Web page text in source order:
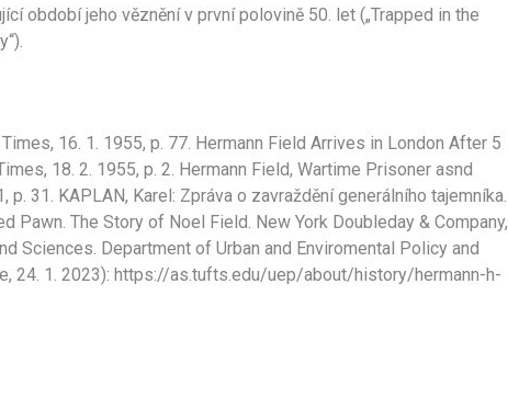
období jeho věznění v první polovině 50. let („Trapped in the
16. 1. 1955, p. 77. Hermann Field Arrives in London After 5
18. 2. 1955, p. 2. Hermann Field, Wartime Prisoner asnd
p. 31. KAPLAN, Karel: Zpráva o zavraždění generálního tajemníka.
Pawn. The Story of Noel Field. New York Doubleday & Company,
Sciences. Department of Urban and Enviromental Policy and
24. 1. 2023): https://as.tufts.edu/uep/about/history/hermann-h-